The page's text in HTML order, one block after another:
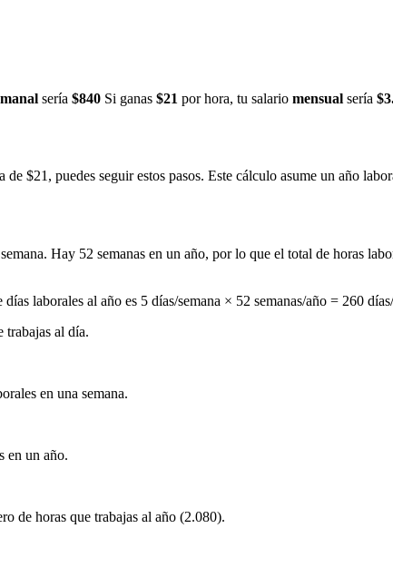
sería $840 Si ganas $21 por hora, tu salario mensual sería
$21, puedes seguir estos pasos. Este cálculo asume un año
Hay 52 semanas en un año, por lo que el total de horas
laborales al año es 5 días/semana × 52 semanas/año = 260
trabajas al día.
en una semana.
en un año.
de horas que trabajas al año (2.080).